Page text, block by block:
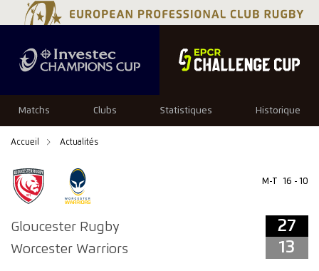
Matchs Clubs Statistiques Historique
Accueil Actualités
Gloucester Rugby
Worcester Warriors
M-T 16 - 10
27
13
27 13